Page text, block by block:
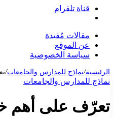
قناة تلقرام
مقالات مُفيدة
عن الموقع
سياسة الخصوصية
الرئيسية/نماذج للمدارس والجامعات/
نماذج للمدارس والجامعات
تعرّف على أهم